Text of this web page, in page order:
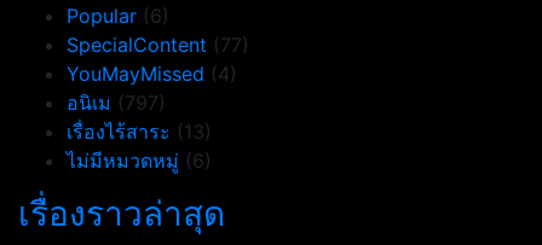
Popular (6)
SpecialContent (77)
YouMayMissed (4)
อนิเม (797)
เรื่องไร้สาระ (13)
ไม่มีหมวดหมู่ (6)
เรื่องราวล่าสุด